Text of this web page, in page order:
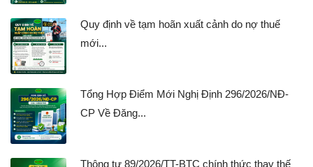
Quy định về tạm hoãn xuất cảnh do nợ thuế
mới...
Tổng Hợp Điểm Mới Nghị Định 296/2026/NĐ-
CP Về Đăng...
Thông tư 89/2026/TT-BTC chính thức thay thế